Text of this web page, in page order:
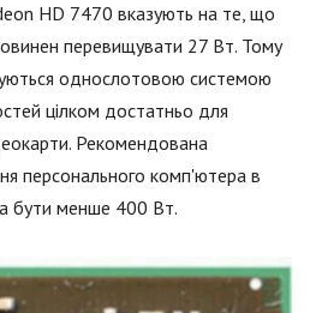
HD 7470 вказують на те, що
перевищувати 27 Вт. Тому
однослотовою системою
цілком достатньо для
Рекомендована
персонального комп'ютера в
бути менше 400 Вт.